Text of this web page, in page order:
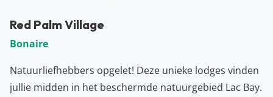
Red Palm Village
Bonaire
Natuurliefhebbers opgelet! Deze unieke lodges vinden
jullie midden in het beschermde natuurgebied Lac Bay.